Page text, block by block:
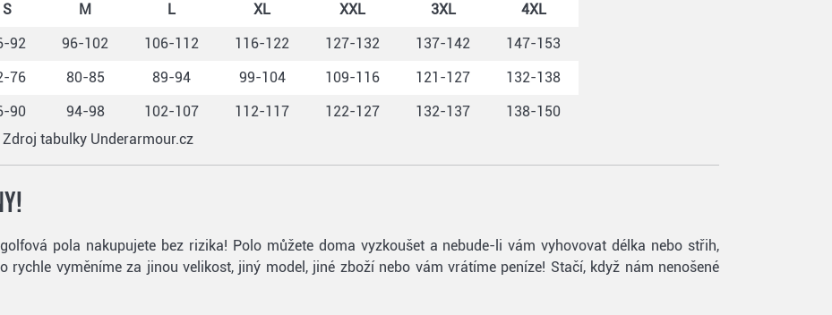
S M L XL XXL 3XL
4XL
92 96-102 106-112 116-122 127-132 137-142
147-153
76 80-85 89-94 99-104 109-116 121-127
132-138
90 94-98 102-107 112-117 122-127 132-137
138-150
tabulky Underarmour.cz
pola nakupujete bez rizika! Polo můžete doma vyzkoušet a nebude-li vám vyhovovat délka nebo střih,
rychle vyměníme za jinou velikost, jiný model, jiné zboží nebo vám vrátíme peníze! Stačí, když nám nenošené